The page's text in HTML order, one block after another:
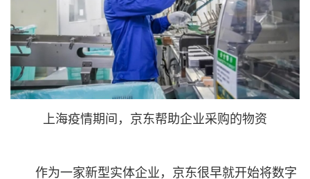
上海疫情期间，京东帮助企业采购的物资
作为一家新型实体企业，京东很早就开始将数字